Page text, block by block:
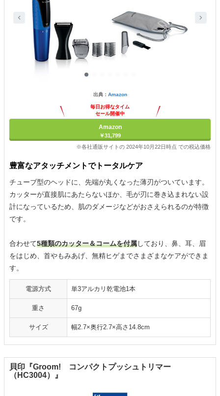
出典： Amazon
毎日お得なタイム
セール開催中
Amazon
￥31,799
※各社通販サイトの 2024年10月22日時点 での税込価格
豊富なアタッチメントでトータルケア
チューブ型のヘッドに、先端が丸くなった薄刃がついています。
カッターが直接肌にあたらないほか、毛が刃に巻き込まれない設
計になっているため、肌のダメージなどがおさえられるのが特徴
です。
合わせて5種類のカッター＆コームを付属しており、鼻、耳、眉
をはじめ、首やもみあげ、無精ヒゲまでさまざまなケアができま
す。
電源方式 単3アルカリ乾電池1本
重さ 67g
サイズ 幅2.7×奥行2.7×高さ14.8cm
貝印『Groom! コンパクトプッシュトリマー
（HC3004）』